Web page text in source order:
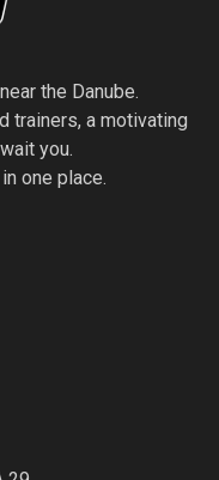
the Danube.
trainers, a motivating
you.
one place.